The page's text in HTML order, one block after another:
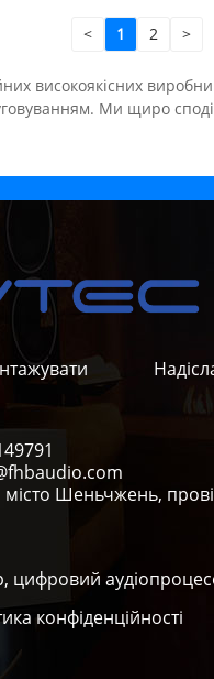
< 1 2 >
високоякісних
Ми щиро
Шеньчжень,
конфіденційності